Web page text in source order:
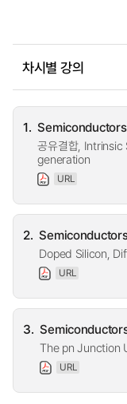
차시별 강의
1.
공유결합,
generation
URL
2.
Doped Silicon,
URL
3.
The pn Junction
URL